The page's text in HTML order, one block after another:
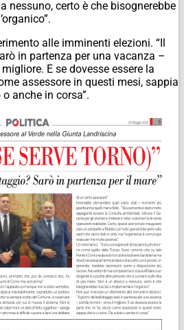
nessuno, certo è che bisognerebbe
alle imminenti elezioni. “Il
in partenza per una vacanza –
E se dovesse essere la
assessore in questi mesi, sappia
anche in corsa”.